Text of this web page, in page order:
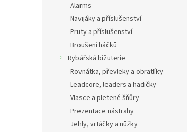
Alarms
Navijáky a příslušenství
Pruty a příslušenství
Broušení háčků
Rybářská bižuterie
Rovnátka, převleky a obratlíky
Leadcore, leaders a hadičky
Vlasce a pletené šňůry
Prezentace nástrahy
Jehly, vrtáčky a nůžky